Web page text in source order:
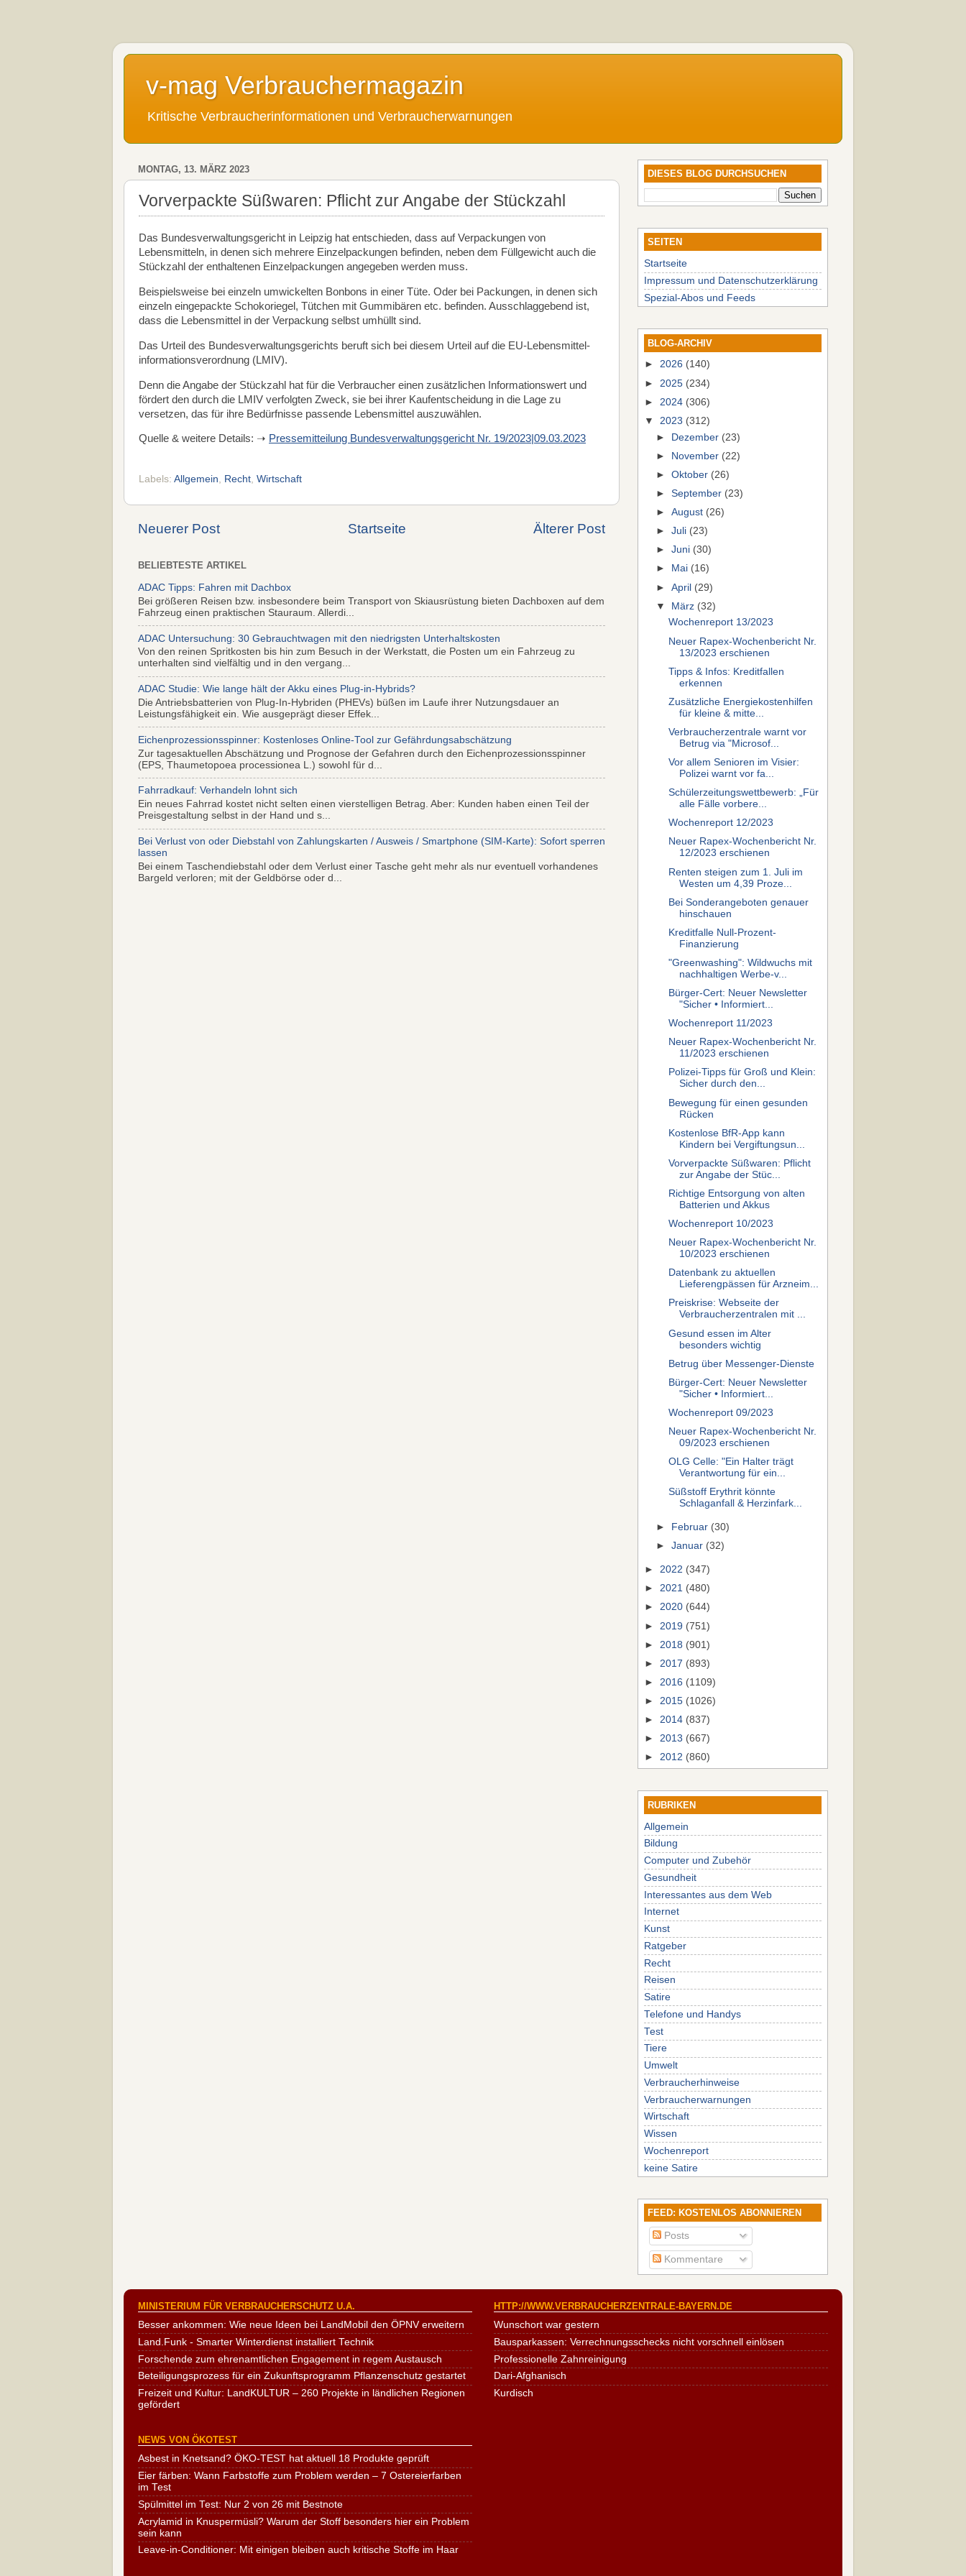
v-mag Verbrauchermagazin
Kritische Verbraucherinformationen und Verbraucherwarnungen
MONTAG, 13. MÄRZ 2023
Vorverpackte Süßwaren: Pflicht zur Angabe der Stückzahl
Das Bundesverwaltungsgericht in Leipzig hat entschieden, dass auf Verpackungen von
Lebensmitteln, in denen sich mehrere Einzelpackungen befinden, neben dem Füllgewicht auch die
Stückzahl der enthaltenen Einzelpackungen angegeben werden muss.
Beispielsweise bei einzeln umwickelten Bonbons in einer Tüte. Oder bei Packungen, in denen sich
einzeln eingepackte Schokoriegel, Tütchen mit Gummibären etc. befinden. Ausschlaggebend ist,
dass die Lebensmittel in der Verpackung selbst umhüllt sind.
Das Urteil des Bundesverwaltungsgerichts beruft sich bei diesem Urteil auf die EU-Lebensmittel-
informationsverordnung (LMIV).
Denn die Angabe der Stückzahl hat für die Verbraucher einen zusätzlichen Informationswert und
fördert den durch die LMIV verfolgten Zweck, sie bei ihrer Kaufentscheidung in die Lage zu
versetzen, das für ihre Bedürfnisse passende Lebensmittel auszuwählen.
Quelle & weitere Details: ➝ Pressemitteilung Bundesverwaltungsgericht Nr. 19/2023|09.03.2023
Labels: Allgemein, Recht, Wirtschaft
Neuerer Post Älterer Post
Startseite
BELIEBTESTE ARTIKEL
ADAC Tipps: Fahren mit Dachbox
Bei größeren Reisen bzw. insbesondere beim Transport von Skiausrüstung bieten Dachboxen auf dem
Fahrzeug einen praktischen Stauraum. Allerdi...
ADAC Untersuchung: 30 Gebrauchtwagen mit den niedrigsten Unterhaltskosten
Von den reinen Spritkosten bis hin zum Besuch in der Werkstatt, die Posten um ein Fahrzeug zu
unterhalten sind vielfältig und in den vergang...
ADAC Studie: Wie lange hält der Akku eines Plug-in-Hybrids?
Die Antriebsbatterien von Plug-In-Hybriden (PHEVs) büßen im Laufe ihrer Nutzungsdauer an
Leistungsfähigkeit ein. Wie ausgeprägt dieser Effek...
Eichenprozessionsspinner: Kostenloses Online-Tool zur Gefährdungsabschätzung
Zur tagesaktuellen Abschätzung und Prognose der Gefahren durch den Eichenprozessionsspinner
(EPS, Thaumetopoea processionea L.) sowohl für d...
Fahrradkauf: Verhandeln lohnt sich
Ein neues Fahrrad kostet nicht selten einen vierstelligen Betrag. Aber: Kunden haben einen Teil der
Preisgestaltung selbst in der Hand und s...
Bei Verlust von oder Diebstahl von Zahlungskarten / Ausweis / Smartphone (SIM-Karte): Sofort sperren
lassen
Bei einem Taschendiebstahl oder dem Verlust einer Tasche geht mehr als nur eventuell vorhandenes
Bargeld verloren; mit der Geldbörse oder d...
DIESES BLOG DURCHSUCHEN
SEITEN
Startseite
Impressum und Datenschutzerklärung
Spezial-Abos und Feeds
BLOG-ARCHIV
► 2026 (140)
► 2025 (234)
► 2024 (306)
▼ 2023 (312)
► Dezember (23)
► November (22)
►Oktober (26)
►September (23)
►August (26)
►Juli (23)
►Juni (30)
►
Mai (16)
►April (29)
▼ März (32)
Wochenreport 13/2023
Neuer Rapex-Wochenbericht Nr.
13/2023 erschienen
Tipps & Infos: Kreditfallen
erkennen
Zusätzliche Energiekostenhilfen
für kleine & mitte...
Verbraucherzentrale warnt vor
Betrug via "Microsof...
Vor allem Senioren im Visier:
Polizei warnt vor fa...
Schülerzeitungswettbewerb: „Für
alle Fälle vorbere...
Wochenreport 12/2023
Neuer Rapex-Wochenbericht Nr.
12/2023 erschienen
Renten steigen zum 1. Juli im
Westen um 4,39 Proze...
Bei Sonderangeboten genauer
hinschauen
Kreditfalle Null-Prozent-
Finanzierung
"Greenwashing": Wildwuchs mit
nachhaltigen Werbe-v...
Bürger-Cert: Neuer Newsletter
"Sicher • Informiert...
Wochenreport 11/2023
Neuer Rapex-Wochenbericht Nr.
11/2023 erschienen
Polizei-Tipps für Groß und Klein:
Sicher durch den...
Bewegung für einen gesunden
Rücken
Kostenlose BfR-App kann
Kindern bei Vergiftungsun...
Vorverpackte Süßwaren: Pflicht
zur Angabe der Stüc...
Richtige Entsorgung von alten
Batterien und Akkus
Wochenreport 10/2023
Neuer Rapex-Wochenbericht Nr.
10/2023 erschienen
Datenbank zu aktuellen
Lieferengpässen für Arzneim...
Preiskrise: Webseite der
Verbraucherzentralen mit ...
Gesund essen im Alter
besonders wichtig
Betrug über Messenger-Dienste
Bürger-Cert: Neuer Newsletter
"Sicher • Informiert...
Wochenreport 09/2023
Neuer Rapex-Wochenbericht Nr.
09/2023 erschienen
OLG Celle: "Ein Halter trägt
Verantwortung für ein...
Süßstoff Erythrit könnte
Schlaganfall & Herzinfark...
► Februar (30)
►Januar (32)
► 2022 (347)
► 2021 (480)
► 2020 (644)
► 2019 (751)
► 2018 (901)
► 2017 (893)
► 2016 (1109)
► 2015 (1026)
► 2014 (837)
► 2013 (667)
► 2012 (860)
RUBRIKEN
Allgemein
Bildung
Computer und Zubehör
Gesundheit
Interessantes aus dem Web
Internet
Kunst
Ratgeber
Recht
Reisen
Satire
Telefone und Handys
Test
Tiere
Umwelt
Verbraucherhinweise
Verbraucherwarnungen
Wirtschaft
Wissen
Wochenreport
keine Satire
FEED: KOSTENLOS ABONNIEREN
Posts
Kommentare
MINISTERIUM FÜR VERBRAUCHERSCHUTZ U.A.
Besser ankommen: Wie neue Ideen bei LandMobil den ÖPNV erweitern
Land.Funk - Smarter Winterdienst installiert Technik
Forschende zum ehrenamtlichen Engagement in regem Austausch
Beteiligungsprozess für ein Zukunftsprogramm Pflanzenschutz gestartet
Freizeit und Kultur: LandKULTUR – 260 Projekte in ländlichen Regionen
gefördert
NEWS VON ÖKOTEST
Asbest in Knetsand? ÖKO-TEST hat aktuell 18 Produkte geprüft
Eier färben: Wann Farbstoffe zum Problem werden – 7 Ostereierfarben
im Test
Spülmittel im Test: Nur 2 von 26 mit Bestnote
Acrylamid in Knuspermüsli? Warum der Stoff besonders hier ein Problem
sein kann
Leave-in-Conditioner: Mit einigen bleiben auch kritische Stoffe im Haar
HTTP://WWW.VERBRAUCHERZENTRALE-BAYERN.DE
Wunschort war gestern
Bausparkassen: Verrechnungsschecks nicht vorschnell einlösen
Professionelle Zahnreinigung
Dari-Afghanisch
Kurdisch